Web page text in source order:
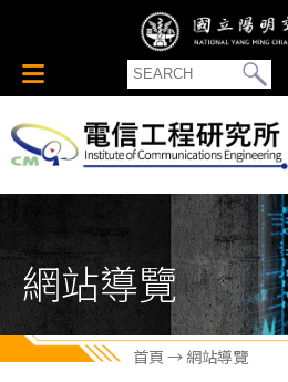
網站導覽
首頁→ 網站導覽